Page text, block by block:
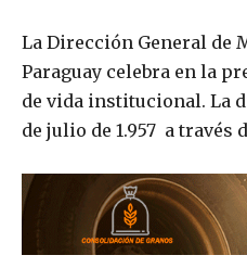
La Dirección General de
Paraguay celebra en la
de vida institucional. La
de julio de 1.957 a través